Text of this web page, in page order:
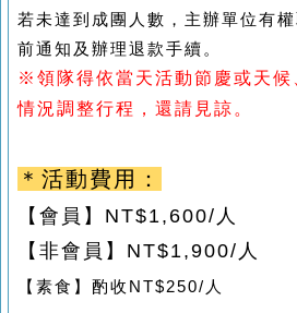
若未達到成團人數，主辦單位有
前通知及辦理退款手續。
※領隊得依當天活動節慶或天候
情況調整行程，還請見諒。
＊活動費用：
【會員】NT$1,600/ 人
【非會員】NT$1,900/ 人
【素食】酌收NT$250/人